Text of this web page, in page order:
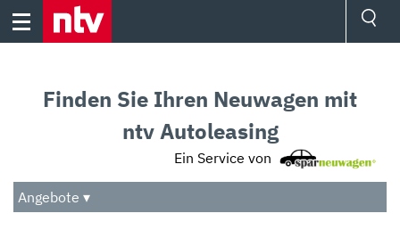
Skip
Audio
Das Beste
Finden Sie Ihren Neuwagen mit
ntv Autoleasing
Ein Service von
Angebote ▾